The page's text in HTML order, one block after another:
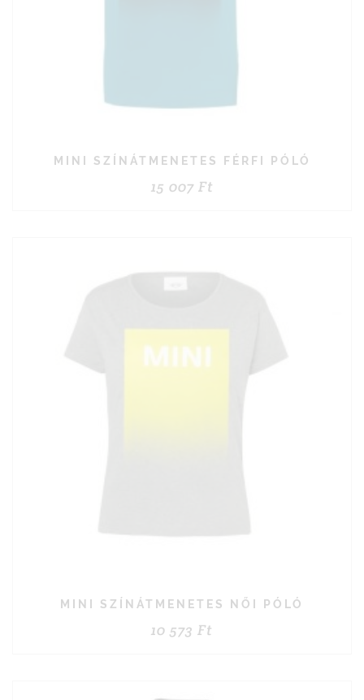
MINI SZÍNÁTMENETES FÉRFI PÓLÓ
15 007 Ft
MINI SZÍNÁTMENETES NŐI PÓLÓ
10 573 Ft